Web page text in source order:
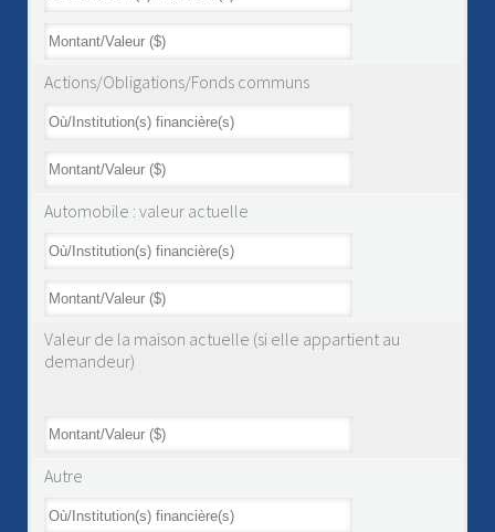
Actions/Obligations/Fonds communs
Automobile : valeur actuelle
Valeur de la maison actuelle (si elle appartient au
demandeur)
Autre